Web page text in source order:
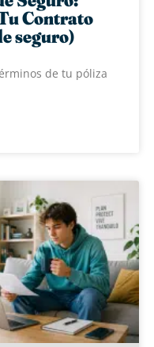
Contrato
seguro)
de tu póliza